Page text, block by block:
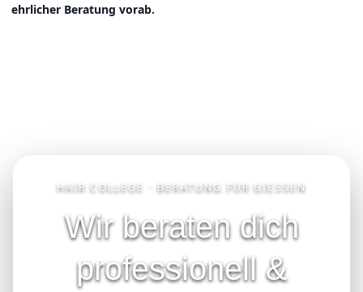
ehrlicher Beratung vorab.
HAIR COLLEGE · BERATUNG FÜR GIESSEN
Wir beraten dich
professionell &